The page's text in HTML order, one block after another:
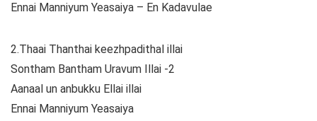
Ennai Manniyum Yeasaiya – En Kadavulae
2.Thaai Thanthai keezhpadithal illai
Sontham Bantham Uravum Illai -2
Aanaal un anbukku Ellai illai
Ennai Manniyum Yeasaiya